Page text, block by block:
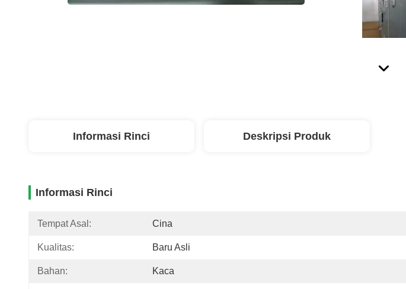
Informasi Rinci Deskripsi Produk
Informasi Rinci
Tempat Asal: Cina
Kualitas: Baru Asli
Bahan: Kaca